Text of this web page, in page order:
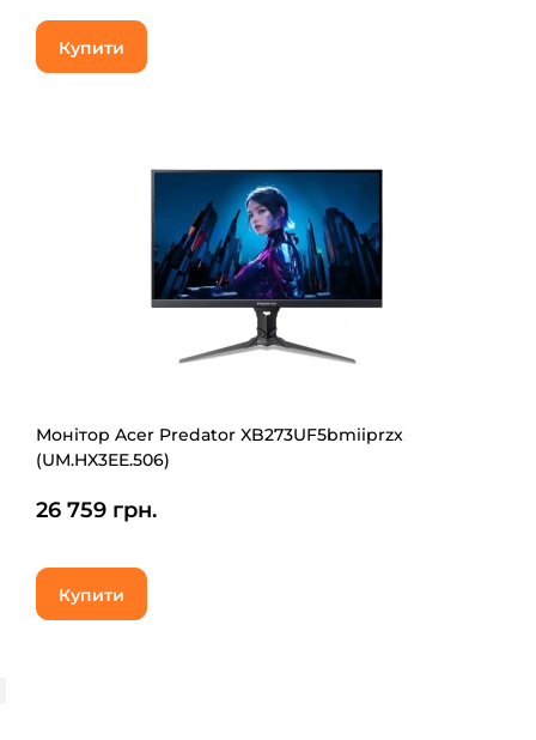
Купити
Монітор Acer Predator XB273UF5bmiiprzx
(UM.HX3EE.506)
26 759 грн.
Купити